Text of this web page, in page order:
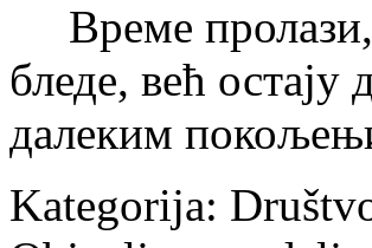
Време пролази,
бледе, већ
далеким
Kategorija: